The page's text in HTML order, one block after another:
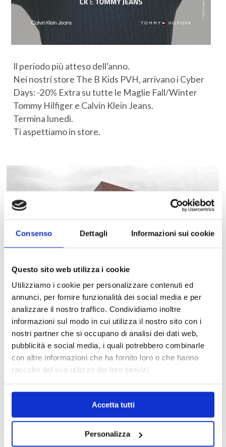
Consenso Dettagli Informazioni sui cookie
Questo sito web utilizza i cookie
Utilizziamo i cookie per personalizzare contenuti ed
annunci, per fornire funzionalità dei social media e per
analizzare il nostro traffico. Condividiamo inoltre
informazioni sul modo in cui utilizza il nostro sito con i
nostri partner che si occupano di analisi dei dati web,
pubblicità e social media, i quali potrebbero combinarle
con altre informazioni che ha fornito loro o che hanno
raccolto dal suo utilizzo dei loro servizi.
Accetta tutti
Personalizza
Il periodo più atteso dell’anno.
Nei nostri store The B Kids PVH, arrivano i Cyber
Days: -20% Extra su tutte le Maglie Fall/Winter
Tommy Hilfiger e Calvin Klein Jeans.
Termina lunedì.
Ti aspettiamo in store.
MAPPA DEL CENTRO